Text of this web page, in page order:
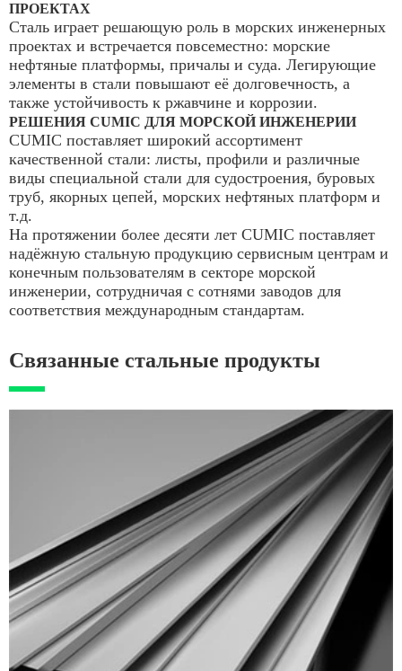
ПРОЕКТАХ
Сталь играет решающую роль в морских инженерных
проектах и встречается повсеместно: морские
нефтяные платформы, причалы и суда. Легирующие
элементы в стали повышают её долговечность, а
также устойчивость к ржавчине и коррозии.
РЕШЕНИЯ CUMIC ДЛЯ МОРСКОЙ ИНЖЕНЕРИИ
CUMIC поставляет широкий ассортимент
качественной стали: листы, профили и различные
виды специальной стали для судостроения, буровых
труб, якорных цепей, морских нефтяных платформ и
т.д.
На протяжении более десяти лет CUMIC поставляет
надёжную стальную продукцию сервисным центрам и
конечным пользователям в секторе морской
инженерии, сотрудничая с сотнями заводов для
соответствия международным стандартам.
Связанные стальные продукты